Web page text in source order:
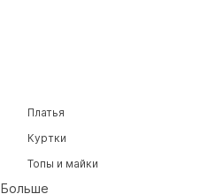
Платья
Куртки
Топы и майки
Белье
Больше